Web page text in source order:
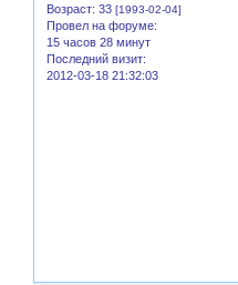
Возраст: 33 [1993-02-04]
Провел на форуме:
15 часов 28 минут
Последний визит:
2012-03-18 21:32:03